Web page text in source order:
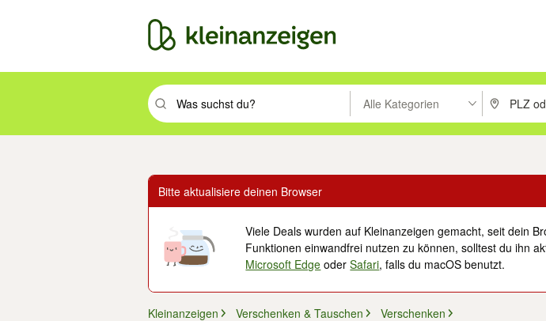
Suchbegriff eingeben. Eingabetaste drücken um zu suchen, oder Vorschläge
Alle Kategorien PLZ oder
Bitte aktualisiere deinen Browser
Viele Deals wurden auf Kleinanzeigen gemacht, seit dein
Funktionen einwandfrei nutzen zu können, solltest du ihn
Microsoft Edge oderSafari, falls du macOS benutzt.
Kleinanzeigen Verschenken & Tauschen Verschenken